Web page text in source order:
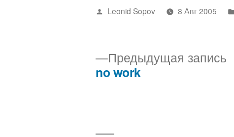
Написано
Leonid Sopov 8 Авг 2005
Навигация
Предыдущая запись
no work